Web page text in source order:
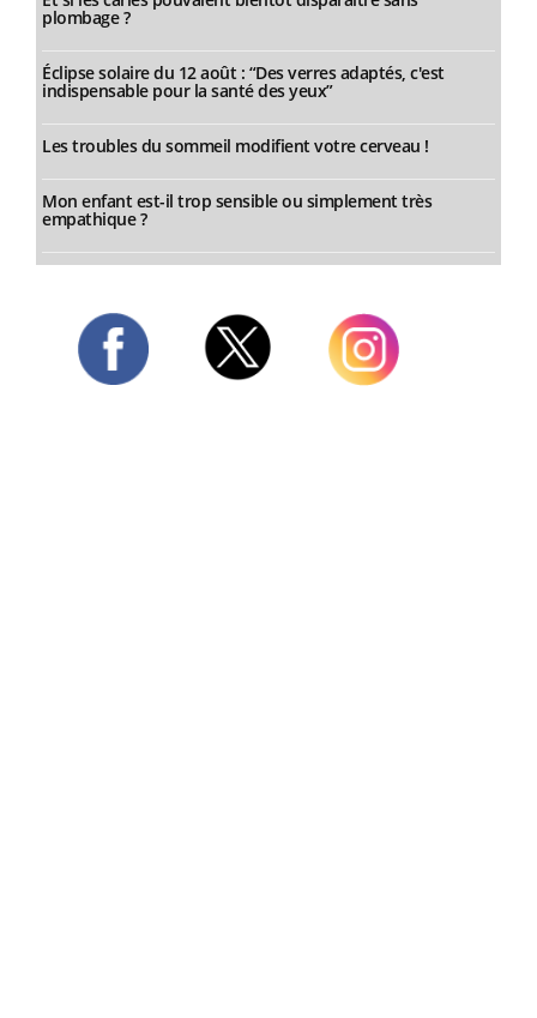
plombage ?
Éclipse solaire du 12 août : “Des verres adaptés, c'est
indispensable pour la santé des yeux”
Les troubles du sommeil modifient votre cerveau !
Mon enfant est-il trop sensible ou simplement très
empathique ?